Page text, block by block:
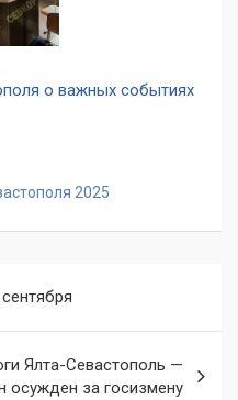
о важных событиях
2025
Ялта-Севастополь —
осужден за госизмену